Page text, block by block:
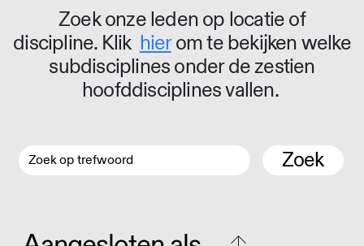
Zoek onze leden op locatie of
discipline. Klik hierom te bekijken welke
subdisciplines onder de zestien
hoofddisciplines vallen.
Zoek